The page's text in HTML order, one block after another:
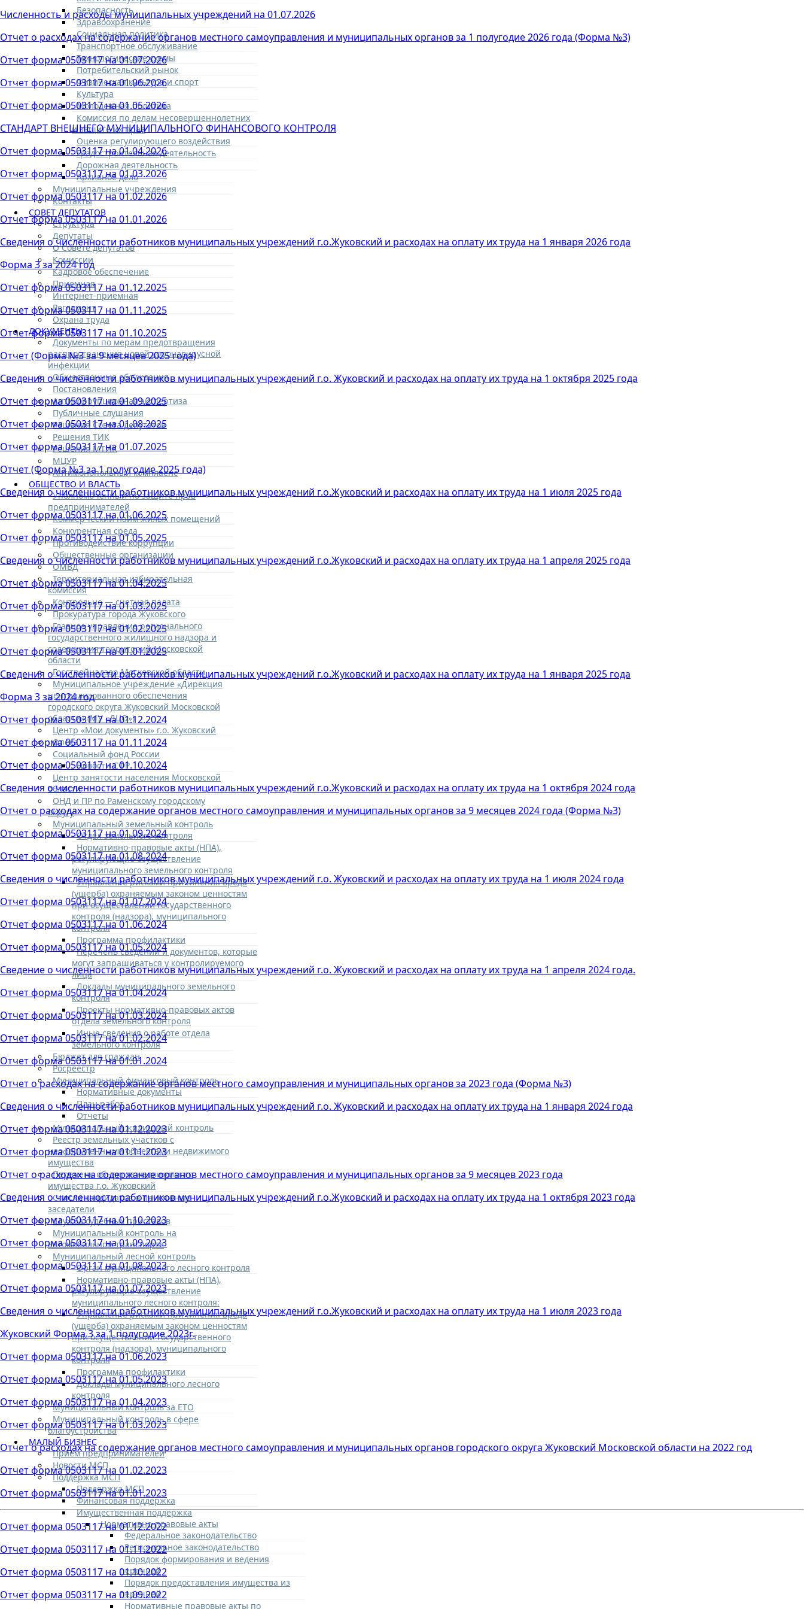
Безопасность
Здравоохранение
Социальная политика
Транспортное обслуживание
Технологические схемы
Потребительский рынок
Физическая культура и спорт
Культура
Молодежная политика
Комиссия по делам несовершеннолетних
и защите их прав
Оценка регулирующего воздействия
Градостроительная деятельность
Дорожная деятельность
Архивное дело
Муниципальные учреждения
Контакты
СОВЕТ ДЕПУТАТОВ
Структура
Депутаты
О Совете депутатов
Комиссии
Кадровое обеспечение
Приемная
Интернет-приемная
Регламент
Охрана труда
ДОКУМЕНТЫ
Документы по мерам предотвращения
распространения новой коронавирусной
инфекции
Общественные обсуждения
Постановления
Антикоррупционная экспертиза
Публичные слушания
Решения Совета депутатов
Решения ТИК
Решения МТИК
МЦУР
Антимонопольный комплаенс
ОБЩЕСТВО И ВЛАСТЬ
Уполномоченный по защите прав
предпринимателей
Коммерческий найм жилых помещений
Конкурентная среда
Противодействие коррупции
Общественные организации
ОМВД
Территориальная избирательная
комиссия
Контрольно — счетная палата
Прокуратура города Жуковского
Главное управление регионального
государственного жилищного надзора и
содержания территорий Московской
области
Госстройнадзор Московской области
Муниципальное учреждение «Дирекция
централизованного обеспечения
городского округа Жуковский Московской
области» (МУ «ДЦО»)
Центр «Мои документы» г.о. Жуковский
Опека
Социальный фонд России
Новости СФР
Центр занятости населения Московской
области
ОНД и ПР по Раменскому городскому
округу
Муниципальный земельный контроль
Отдел земельного контроля
Нормативно-правовые акты (НПА),
регулирующие осуществление
муниципального земельного контроля
Управление рисками причинения вреда
(ущерба) охраняемым законом ценностям
при осуществлении государственного
контроля (надзора), муниципального
контроля
Программа профилактики
Перечень сведений и документов, которые
могут запрашиваться у контролируемого
лица
Доклады муниципального земельного
контроля
Проекты нормативно-правовых актов
отдела земельного контроля
Иные сведения о работе отдела
земельного контроля
Бюджет для граждан
Росреестр
Муниципальный финансовый контроль
Нормативные документы
План работ
Отчеты
Муниципальный жилищный контроль
Реестр земельных участков с
неоформленными объектами недвижимого
имущества
Перечень объектов недвижимого
имущества г.о. Жуковский
Списки кандидатов в присяжные
заседатели
Служба судебных приставов
Муниципальный контроль на
автомобильном транспорте
Муниципальный лесной контроль
Орган муниципального лесного контроля
Нормативно-правовые акты (НПА),
регулирующие осуществление
муниципального лесного контроля:
Управление рисками причинения вреда
(ущерба) охраняемым законом ценностям
при осуществлении государственного
контроля (надзора), муниципального
контроля
Программа профилактики
Доклады муниципального лесного
контроля
Муниципальный контроль за ЕТО
Муниципальный контроль в сфере
благоустройства
МАЛЫЙ БИЗНЕС
Прием предпринимателей
Новости МСП
Поддержка МСП
Поддержка МСП
Финансовая поддержка
Имущественная поддержка
Нормативно-правовые акты
Федеральное законодательство
Региональное законодательство
Порядок формирования и ведения
перечней
Порядок предоставления имущества из
перечней
Нормативные правовые акты по
Численность и расходы муниципальных учреждений на 01.07.2026
Отчет о расходах на содержание органов местного самоуправления и муниципальных органов за 1 полугодие 2026 года (Форма №3)
Отчет форма 0503117 на 01.07.2026
Отчет форма 0503117 на 01.06.2026
Отчет форма 0503117 на 01.05.2026
СТАНДАРТ ВНЕШНЕГО МУНИЦИПАЛЬНОГО ФИНАНСОВОГО КОНТРОЛЯ
Отчет форма 0503117 на 01.04.2026
Отчет форма 0503117 на 01.03.2026
Отчет форма 0503117 на 01.02.2026
Отчет форма 0503117 на 01.01.2026
Сведения о численности работников муниципальных учреждений г.о.Жуковский и расходах на оплату их труда на 1 января 2026 года
Форма 3 за 2024 год
Отчет форма 0503117 на 01.12.2025
Отчет форма 0503117 на 01.11.2025
Отчет форма 0503117 на 01.10.2025
Отчет (Форма №3 за 9 месяцев 2025 года)
Сведения о численности работников муниципальных учреждений г.о. Жуковский и расходах на оплату их труда на 1 октября 2025 года
Отчет форма 0503117 на 01.09.2025
Отчет форма 0503117 на 01.08.2025
Отчет форма 0503117 на 01.07.2025
Отчет (Форма №3 за 1 полугодие 2025 года)
Сведения о численности работников муниципальных учреждений г.о.Жуковский и расходах на оплату их труда на 1 июля 2025 года
Отчет форма 0503117 на 01.06.2025
Отчет форма 0503117 на 01.05.2025
Сведения о численности работников муниципальных учреждений г.о.Жуковский и расходах на оплату их труда на 1 апреля 2025 года
Отчет форма 0503117 на 01.04.2025
Отчет форма 0503117 на 01.03.2025
Отчет форма 0503117 на 01.02.2025
Отчет форма 0503117 на 01.01.2025
Сведения о численности работников муниципальных учреждений г.о.Жуковский и расходах на оплату их труда на 1 января 2025 года
Форма 3 за 2024 год
Отчет форма 0503117 на 01.12.2024
Отчет форма 0503117 на 01.11.2024
Отчет форма 0503117 на 01.10.2024
Сведения о численности работников муниципальных учреждений г.о.Жуковский и расходах на оплату их труда на 1 октября 2024 года
Отчет о расходах на содержание органов местного самоуправления и муниципальных органов за 9 месяцев 2024 года (Форма №3)
Отчет форма 0503117 на 01.09.2024
Отчет форма 0503117 на 01.08.2024
Сведения о численности работников муниципальных учреждений г.о. Жуковский и расходах на оплату их труда на 1 июля 2024 года
Отчет форма 0503117 на 01.07.2024
Отчет форма 0503117 на 01.06.2024
Отчет форма 0503117 на 01.05.2024
Сведение о численности работников муниципальных учреждений г.о. Жуковский и расходах на оплату их труда на 1 апреля 2024 года.
Отчет форма 0503117 на 01.04.2024
Отчет форма 0503117 на 01.03.2024
Отчет форма 0503117 на 01.02.2024
Отчет форма 0503117 на 01.01.2024
Отчет о расходах на содержание органов местного самоуправления и муниципальных органов за 2023 года (Форма №3)
Сведения о численности работников муниципальных учреждений г.о. Жуковский и расходах на оплату их труда на 1 января 2024 года
Отчет форма 0503117 на 01.12.2023
Отчет форма 0503117 на 01.11.2023
Отчет о расходах на содержание органов местного самоуправления и муниципальных органов за 9 месяцев 2023 года
Сведения о численности работников муниципальных учреждений г.о.Жуковский и расходах на оплату их труда на 1 октября 2023 года
Отчет форма 0503117 на 01.10.2023
Отчет форма 0503117 на 01.09.2023
Отчет форма 0503117 на 01.08.2023
Отчет форма 0503117 на 01.07.2023
Сведения о численности работников муниципальных учреждений г.о.Жуковский и расходах на оплату их труда на 1 июля 2023 года
Жуковский Форма 3 за 1 полугодие 2023г.
Отчет форма 0503117 на 01.06.2023
Отчет форма 0503117 на 01.05.2023
Отчет форма 0503117 на 01.04.2023
Отчет форма 0503117 на 01.03.2023
Отчет о расходах на содержание органов местного самоуправления и муниципальных органов городского округа Жуковский Московской области на 2022 год
Отчет форма 0503117 на 01.02.2023
Отчет форма 0503117 на 01.01.2023
Отчет форма 0503117 на 01.12.2022
Отчет форма 0503117 на 01.11.2022
Отчет форма 0503117 на 01.10.2022
Отчет форма 0503117 на 01.09.2022